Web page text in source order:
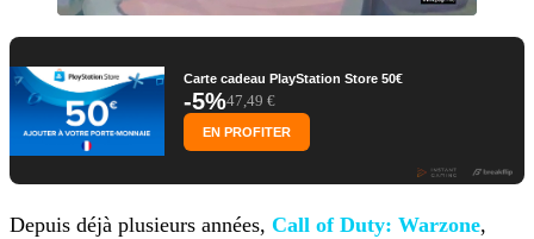
Carte cadeau PlayStation Store 50€
-5%47,49 €
EN PROFITER
Depuis déjà plusieurs années, Call of Duty: Warzone,